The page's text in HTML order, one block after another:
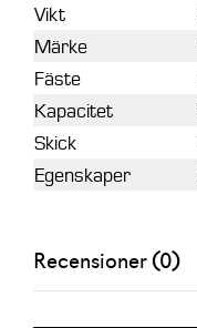
Vikt
Märke
Fäste
Kapacitet
Skick
Egenskaper
Recensioner (0)